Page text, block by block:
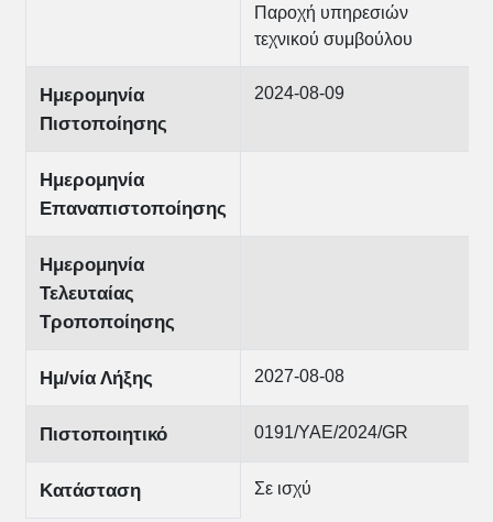
Παροχή υπηρεσιών
τεχνικού συμβούλου
Ημερομηνία
Πιστοποίησης
2024-08-09
Ημερομηνία
Επαναπιστοποίησης
Ημερομηνία
Τελευταίας
Τροποποίησης
Ημ/νία Λήξης 2027-08-08
Πιστοποιητικό 0191/YAE/2024/GR
Κατάσταση Σε ισχύ